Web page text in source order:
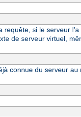
requête, si le serveur
de serveur virtuel,
connue du serveur au